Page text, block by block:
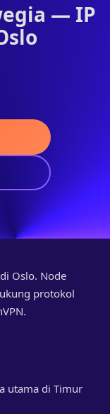
— IP
Oslo. Node
protokol
utama di Timur